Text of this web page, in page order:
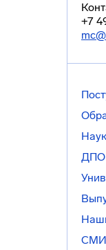
+7
ДПО
СМИ